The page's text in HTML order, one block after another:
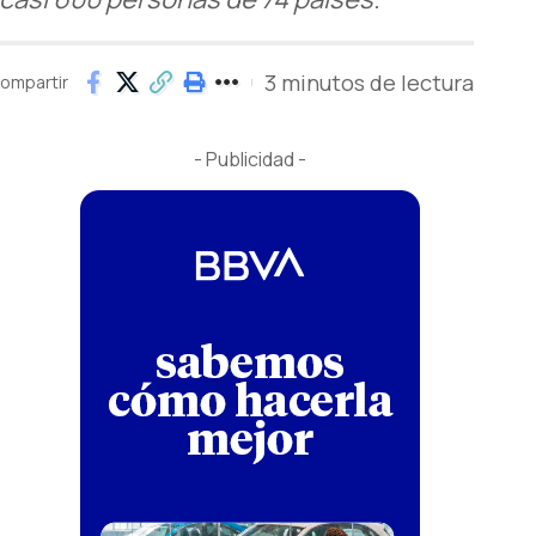
3 minutos de lectura
- Publicidad -